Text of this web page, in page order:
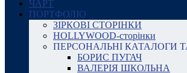
ЧАРТ
ПОРТФОЛІО
ЗІРКОВІ СТОРІНКИ
HOLLYWOOD-сторінки
ПЕРСОНАЛЬНІ КАТАЛОГИ
БОРИС ПУГАЧ
ВАЛЕРІЯ ШКОЛЬНА